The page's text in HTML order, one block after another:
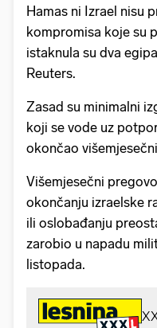
Hamas ni Izrael nisu
kompromisa koje su
istaknula su dva
Reuters.
Zasad su minimalni
koji se vode uz
okončao
Višemjesečni
okončanju izraelske
ili oslobađanju
zarobio u napadu
listopada.